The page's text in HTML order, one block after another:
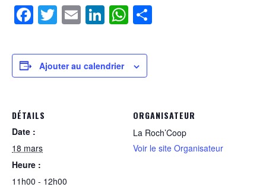
Facebook
Twitter
EmailLinkedIn
WhatsApp
Ajouter au calendrier
DÉTAILS
Date :
18 mars
Heure :
11h00 - 12h00
ORGANISATEUR
La Roch’Coop
Voir le site Organisateur